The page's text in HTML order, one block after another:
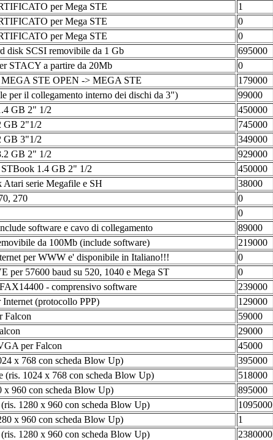
per Mega STE
1
per Mega STE
0
per Mega STE
0
disk SCSI removibile da 1 Gb
695000
STACY a partire da 20Mb
0
MEGA STE OPEN -> MEGA STE
179000
per il collegamento interno dei dischi da 3")
99000
GB 2" 1/2
450000
GB 2"1/2
745000
GB 3"1/2
349000
GB 2" 1/2
929000
1.4 GB 2" 1/2
450000
Atari serie Megafile e SH
38000
270
0
0
software e cavo di collegamento
89000
da 100Mb (include software)
219000
per WWW e' disponibile in Italiano!!!
0
per 57600 baud su 520, 1040 e Mega ST
0
- comprensivo software
239000
(protocollo PPP)
129000
Falcon
59000
29000
per Falcon
45000
x 768 con scheda Blow Up)
395000
1024 x 768 con scheda Blow Up)
518000
960 con scheda Blow Up)
895000
1280 x 960 con scheda Blow Up)
1095000
x 960 con scheda Blow Up)
1
1280 x 960 con scheda Blow Up)
2380000